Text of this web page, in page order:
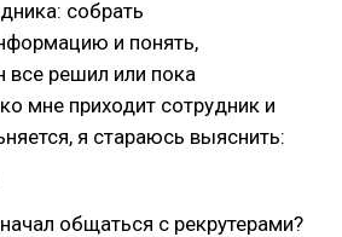
собрать
и понять,
все решил или пока
мне приходит сотрудник и
я стараюсь выяснить:
общаться с рекрутерами?